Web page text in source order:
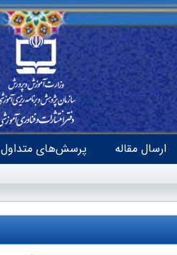
ارسال مقاله پرسش‌های متداول